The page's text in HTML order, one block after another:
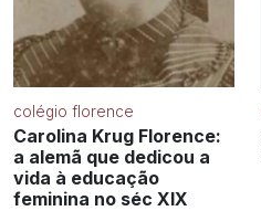
colégio florence
Carolina Krug Florence:
a alemã que dedicou a
vida à educação
feminina no séc XIX